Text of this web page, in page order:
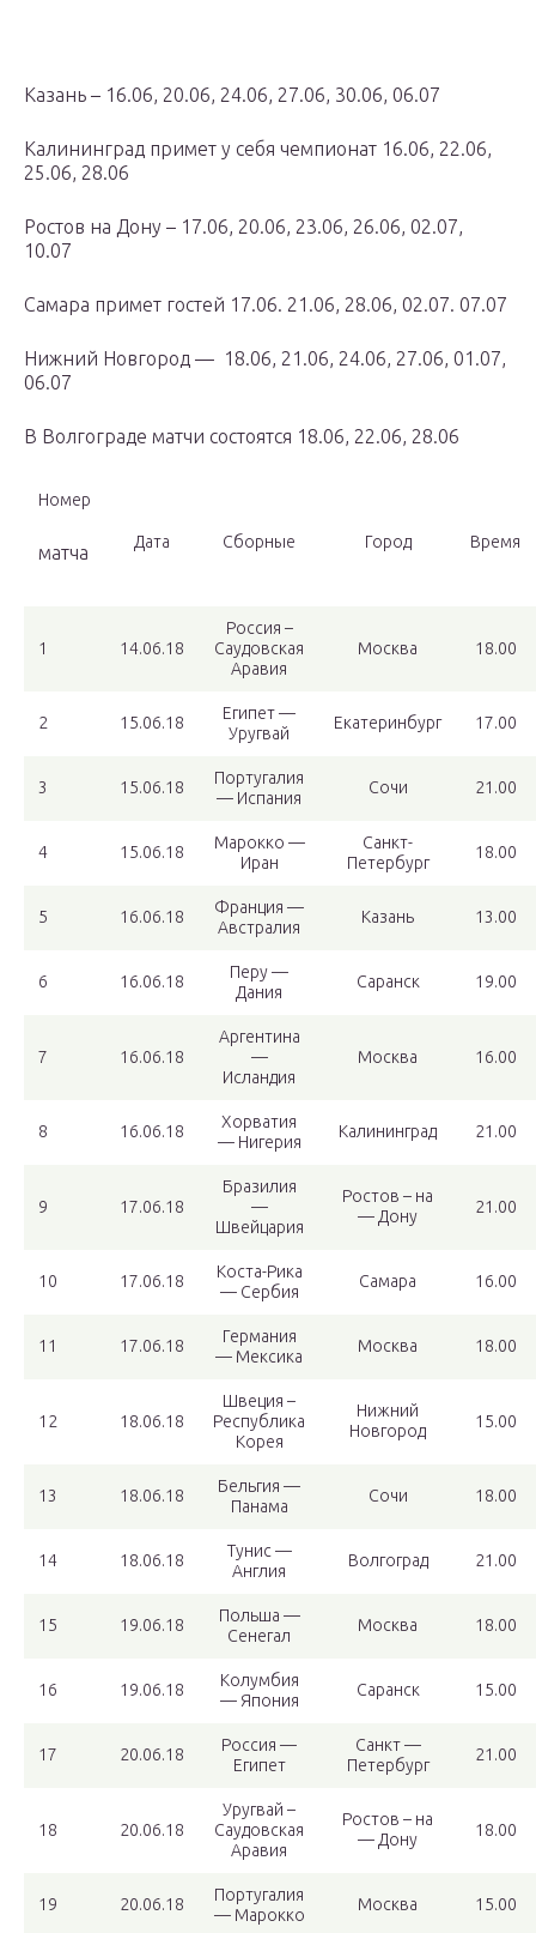
Казань – 16.06, 20.06, 24.06, 27.06, 30.06, 06.07
Калининград примет у себя чемпионат 16.06, 22.06,
25.06, 28.06
Ростов на Дону – 17.06, 20.06, 23.06, 26.06, 02.07,
10.07
Самара примет гостей 17.06. 21.06, 28.06, 02.07. 07.07
Нижний Новгород — 18.06, 21.06, 24.06, 27.06, 01.07,
06.07
В Волгограде матчи состоятся 18.06, 22.06, 28.06
Номер
матча Дата Сборные Город Время
1 14.06.18
Россия –
Саудовская
Аравия
Москва 18.00
2 15.06.18
Египет —
Уругвай
Екатеринбург 17.00
3 15.06.18
Португалия
— Испания
Сочи 21.00
4 15.06.18
Марокко —
Иран
Санкт-
Петербург
18.00
5 16.06.18
Франция —
Австралия
Казань 13.00
6 16.06.18
Перу —
Дания
Саранск 19.00
7 16.06.18
Аргентина
—
Исландия
Москва 16.00
8 16.06.18
Хорватия
— Нигерия
Калининград 21.00
9 17.06.18
Бразилия
—
Швейцария
Ростов – на
— Дону
21.00
10 17.06.18
Коста-Рика
— Сербия
Самара 16.00
11 17.06.18
Германия
— Мексика
Москва 18.00
12 18.06.18
Швеция –
Республика
Корея
Нижний
Новгород
15.00
13 18.06.18
Бельгия —
Панама
Сочи 18.00
14 18.06.18
Тунис —
Англия
Волгоград 21.00
15 19.06.18
Польша —
Сенегал
Москва 18.00
16 19.06.18
Колумбия
— Япония
Саранск 15.00
17 20.06.18
Россия —
Египет
Санкт —
Петербург
21.00
18 20.06.18
Уругвай –
Саудовская
Аравия
Ростов – на
— Дону
18.00
19 20.06.18
Португалия
— Марокко
Москва 15.00